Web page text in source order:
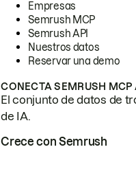
Empresas
Semrush MCP
Semrush API
Nuestros datos
Reservar una demo
CONECTA SEMRUSH MCP
El conjunto de datos de
de IA.
Crece con Semrush